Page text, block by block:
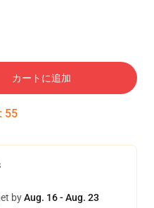
カートに追加
: 54
byAug. 16 - Aug. 23